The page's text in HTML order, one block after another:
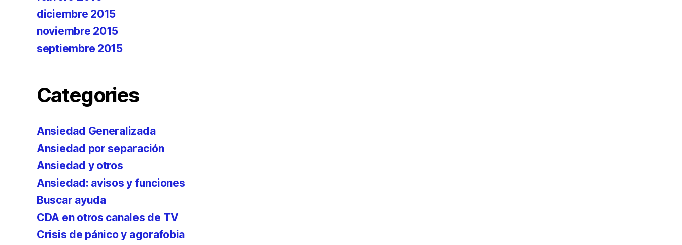
diciembre 2015
noviembre 2015
septiembre 2015
Categories
Ansiedad Generalizada
Ansiedad por separación
Ansiedad y otros
Ansiedad: avisos y funciones
Buscar ayuda
CDA en otros canales de TV
Crisis de pánico y agorafobia